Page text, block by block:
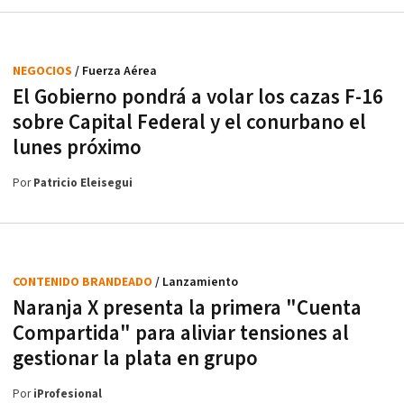
El Gobierno pondrá a volar los cazas F-16
sobre Capital Federal y el conurbano el
lunes próximo
NEGOCIOS / Fuerza Aérea
PorPatricio Eleisegui
Naranja X presenta la primera "Cuenta
Compartida" para aliviar tensiones al
gestionar la plata en grupo
CONTENIDO BRANDEADO / Lanzamiento
PoriProfesional